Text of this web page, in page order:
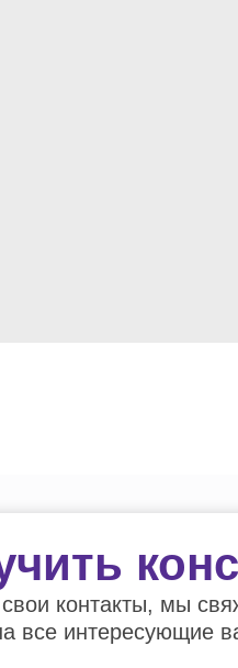
свои контакты, мы
все интересующие